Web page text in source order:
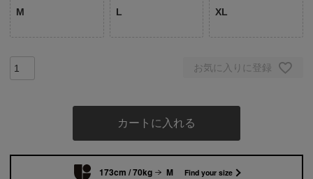
M L XL
お気に入りに登録
カートに入れる
173cm / 70kg M Find your size